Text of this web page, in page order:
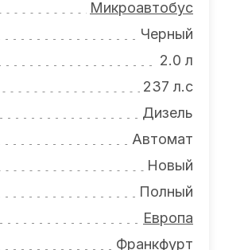
Микроавтобус
Черный
2.0 л
237 л.с
Дизель
Автомат
Новый
Полный
Европа
Франкфурт